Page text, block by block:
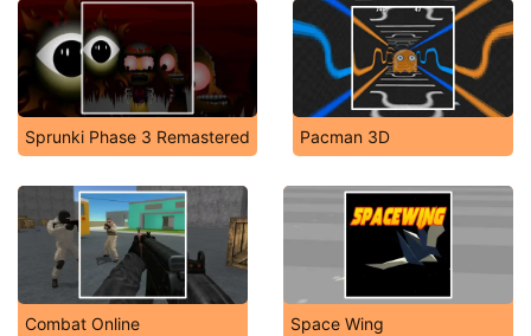
Sprunki Phase 3 Remastered Pacman 3D
Combat Online Space Wing